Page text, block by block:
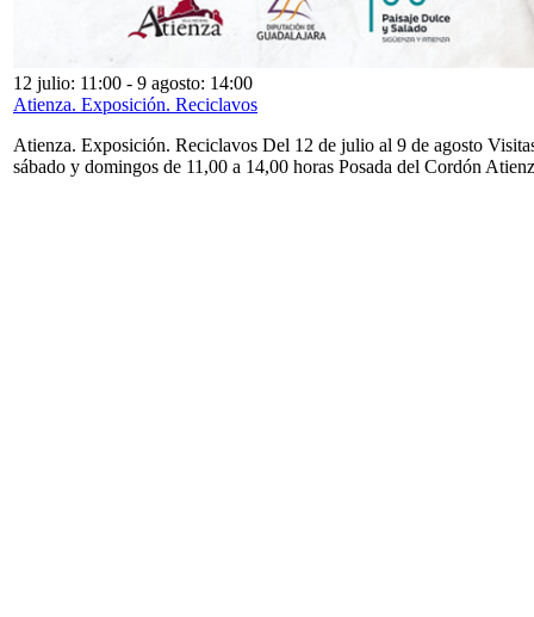
12 julio: 11:00 - 9 agosto: 14:00
Atienza. Exposición. Reciclavos
Atienza. Exposición. Reciclavos Del 12 de julio al 9 de agosto
sábado y domingos de 11,00 a 14,00 horas Posada del Cordón